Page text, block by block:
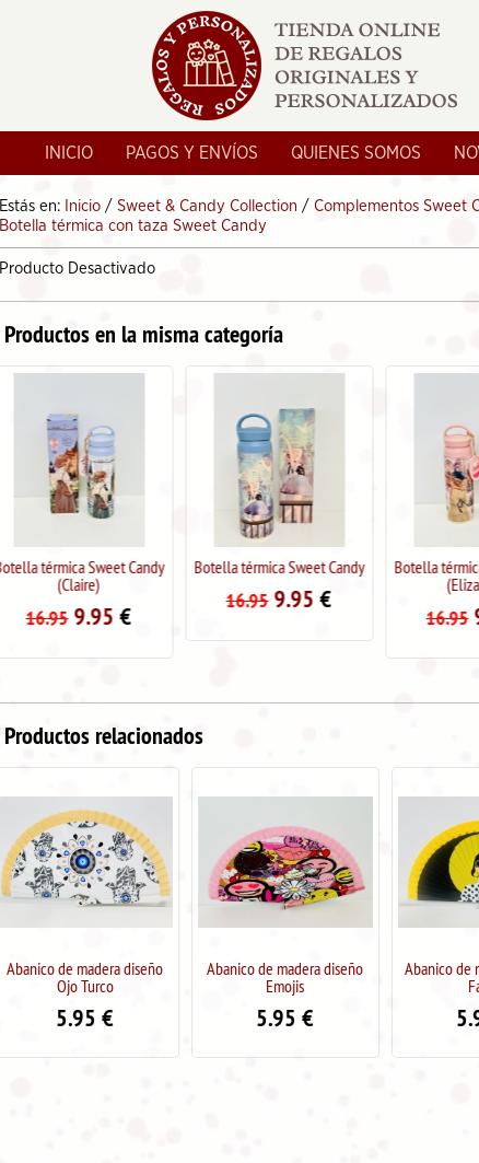
INICIO PAGOS Y ENVÍOS QUIENES SOMOS
Estás en: Inicio / Sweet & Candy Collection / Complementos Sweet
Botella térmica con taza Sweet Candy
Producto Desactivado
Productos en la misma categoría
Botella térmica Sweet Candy
16.95 9.95
Botella térmica Sweet Candy
9.95
Botella
Productos relacionados
Abanico de madera diseño
Emojis
5.95€
Abanico de madera "Diseño
Face"
5.95€
Abanico